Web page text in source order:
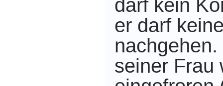
darf kein
er darf
seiner Frau